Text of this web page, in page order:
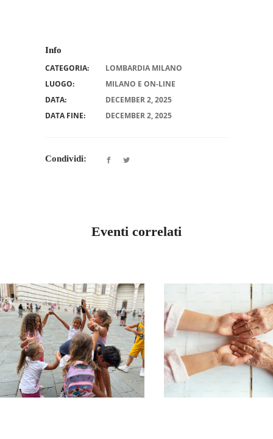
Info
CATEGORIA:
LOMBARDIA MILANO
LUOGO:
MILANO E ON-LINE
DATA:
DECEMBER 2, 2025
DATA FINE:
DECEMBER 2, 2025
Condividi:
Eventi correlati
LOMBARDIA MILANO
CONVIVENZA DI
FINE ANNO
GIUGNO 14, 2026
LOMBARDIA
INCONTRO
GRUPPO
ANZIANI